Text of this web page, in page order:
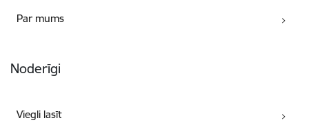
Par mums
Noderīgi
Viegli lasīt